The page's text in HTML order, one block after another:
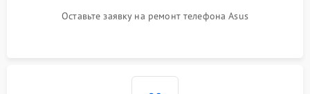
Оставьте заявку на ремонт телефона Asus